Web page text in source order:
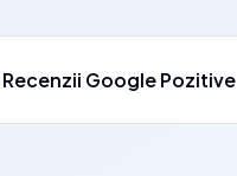
Recenzii Google Pozitive